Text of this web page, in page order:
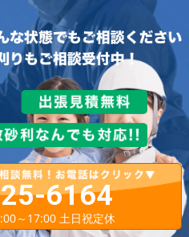
6164
～17:00 土日祝定休